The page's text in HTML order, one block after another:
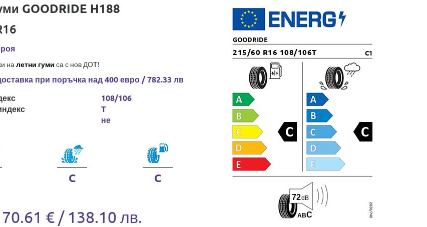
GOODRIDE H188
на летни гуми са с нов ДОТ!
при поръчка над 400 евро / 782.33 лв
108/106
T
не
C C
70.61 € / 138.10 лв.
GOODRIDE
215/60 R16 108/106T C1
ABC
72dB